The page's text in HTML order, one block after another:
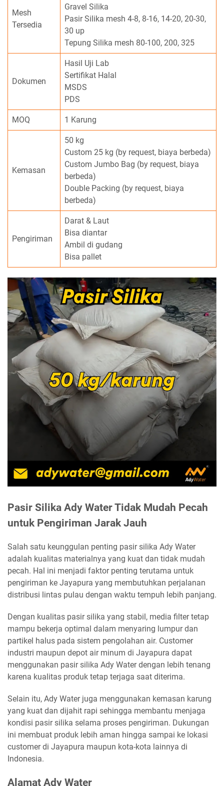
Mesh
Tersedia
Gravel Silika
Pasir Silika mesh 4-8, 8-16, 14-20, 20-30,
30 up
Tepung Silika mesh 80-100, 200, 325
Dokumen
Hasil Uji Lab
Sertifikat Halal
MSDS
PDS
MOQ 1 Karung
Kemasan
50 kg
Custom 25 kg (by request, biaya berbeda)
Custom Jumbo Bag (by request, biaya
berbeda)
Double Packing (by request, biaya
berbeda)
Pengiriman
Darat & Laut
Bisa diantar
Ambil di gudang
Bisa pallet
Pasir Silika Ady Water Tidak Mudah Pecah
untuk Pengiriman Jarak Jauh
Salah satu keunggulan penting pasir silika Ady Water
adalah kualitas materialnya yang kuat dan tidak mudah
pecah. Hal ini menjadi faktor penting terutama untuk
pengiriman ke Jayapura yang membutuhkan perjalanan
distribusi lintas pulau dengan waktu tempuh lebih panjang.
Dengan kualitas pasir silika yang stabil, media filter tetap
mampu bekerja optimal dalam menyaring lumpur dan
partikel halus pada sistem pengolahan air. Customer
industri maupun depot air minum di Jayapura dapat
menggunakan pasir silika Ady Water dengan lebih tenang
karena kualitas produk tetap terjaga saat diterima.
Selain itu, Ady Water juga menggunakan kemasan karung
yang kuat dan dijahit rapi sehingga membantu menjaga
kondisi pasir silika selama proses pengiriman. Dukungan
ini membuat produk lebih aman hingga sampai ke lokasi
customer di Jayapura maupun kota-kota lainnya di
Indonesia.
Alamat Ady Water